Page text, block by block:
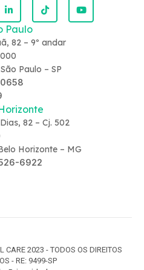
Paulo
82 – 9º andar
Paulo – SP
82 – Cj. 502
Horizonte – MG
6922
CARE 2023 - TODOS OS DIREITOS
- RE: 9499-SP